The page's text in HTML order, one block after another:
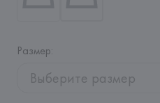
Размер:
Выберите размер